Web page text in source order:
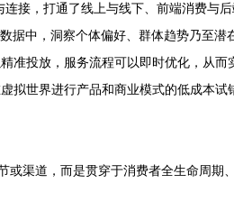
接，打通了线上与线下、前端消费与
据中，洞察个体偏好、群体趋势乃至潜
准投放，服务流程可以即时优化，从
拟世界进行产品和商业模式的低成本
渠道，而是贯穿于消费者全生命周期